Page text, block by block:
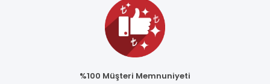
%100 Müşteri Memnuniyeti